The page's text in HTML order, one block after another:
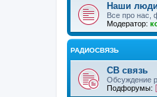
Наши люди
Все про нас,
Модератор:
РАДИОСВЯЗЬ
СВ связь
Обсуждение
Подфорумы: